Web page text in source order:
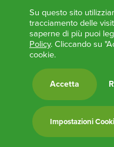
impegno e
AGENDA
‘ANCORA UNA VOLTA
L’ITALIA BOCCIATA
Feste Unità in Toscana
Zone Logistiche
Europa in Circolo.
Viareggio
Su questo sito
tracciamento delle
saperne di più puoi
Policy. Cliccando su
cookie.
Accetta
Impostazioni